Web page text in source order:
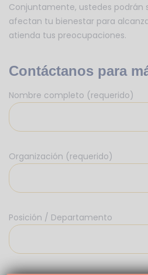
Conjuntamente, ustedes podrán
afectan tu bienestar para
atienda tus preocupaciones.
Contáctanos para
Nombre completo (requerido)
Organización (requerido)
Posición / Departamento